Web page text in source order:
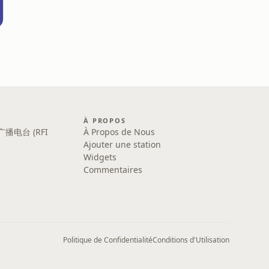
播电台 (RFI
À PROPOS
À Propos de Nous
Ajouter une station
Widgets
Commentaires
Politique de ConfidentialitéConditions d'Utilisation